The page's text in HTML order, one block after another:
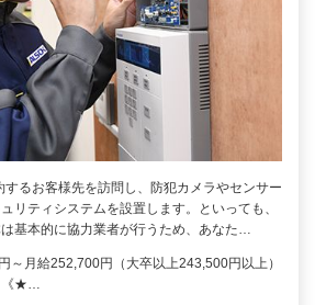
するお客様先を訪問し、防犯カメラやセンサー
リティシステムを設置します。といっても、
基本的に協力業者が行うため、あなた…
～月給252,700円（大卒以上243,500円以上）
★…